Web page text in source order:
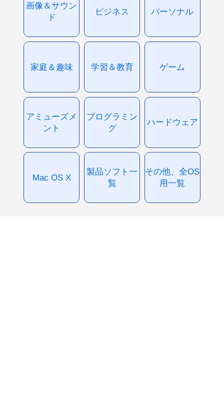
画像＆サウン
ド
ビジネス パーソナル
家庭＆趣味 学習＆教育 ゲーム
アミューズメ
ント
プログラミン
グ
ハードウェア
Mac OS X
製品ソフト一
覧
その他、全OS
用一覧